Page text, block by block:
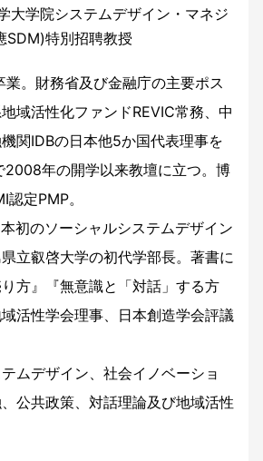
大学院システムデザイン・マネジ
SDM)特別招聘教授
。財務省及び金融庁の主要ポス
域活性化ファンドREVIC常務、中
関IDBの日本他5か国代表理事を
2008年の開学以来教壇に立つ。博
定PMP。
初のソーシャルシステムデザイン
立叡啓大学の初代学部長。著書に
り方』『無意識と「対話」する方
活性学会理事、日本創造学会評議
ムデザイン、社会イノベーショ
公共政策、対話理論及び地域活性